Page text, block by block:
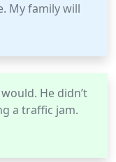
My family will
He didn’t
a traffic jam.